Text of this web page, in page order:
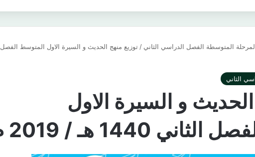
المتوسطة الفصل الدراسي الثاني / توزيع منهج الحديث و السيرة الاول المتوسط الفصل
الثاني
و السيرة الاول
1440 هـ / 2019 م